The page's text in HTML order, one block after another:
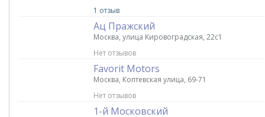
1 отзыв
Ац Пражский
Москва, улица Кировоградская, 22с1
Нет отзывов
Favorit Motors
Москва, Коптевская улица, 69-71
Нет отзывов
1-й Московский